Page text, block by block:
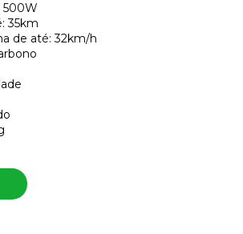
500W
35km
de até: 32km/h